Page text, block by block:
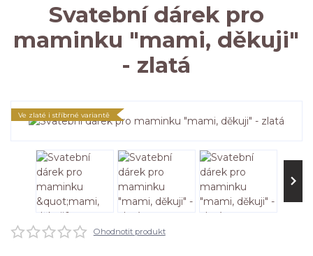
Svatební dárek pro
maminku "mami, děkuji"
- zlatá
Ve zlaté i stříbrné variantě
Ohodnotit produkt